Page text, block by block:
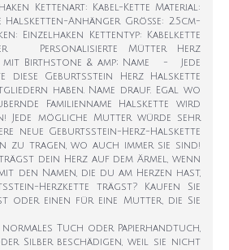
Kettenart: Kabel-Kette Material:
Halsketten-Anhänger Größe: 2.5cm-
Einzelhaken Kettentyp: Kabelkette
Personalisierte Mütter Herz
mit Birthstone & amp; Name - Jede
Geburtsstein Herz Halskette
haben. Name drauf. Egal wo
Familienname Halskette wird
Jede mögliche Mutter würde sehr
neue Geburtsstein-Herz-Halskette
zu tragen, wo auch immer sie sind!
dein Herz auf dem Ärmel, wenn
den Namen, die du am Herzen hast,
Herzkette trägst? Kaufen Sie
oder einen für eine Mutter, die Sie
Tuch oder Papierhandtuch,
Silber beschädigen, weil sie nicht